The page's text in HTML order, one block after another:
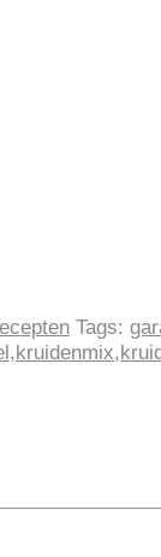
Tags:
,kruidenmix,